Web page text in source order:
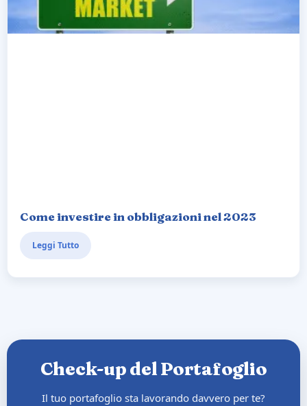
Come investire in obbligazioni nel 2023
Leggi Tutto
Check-up del Portafoglio
Il tuo portafoglio sta lavorando davvero per te?